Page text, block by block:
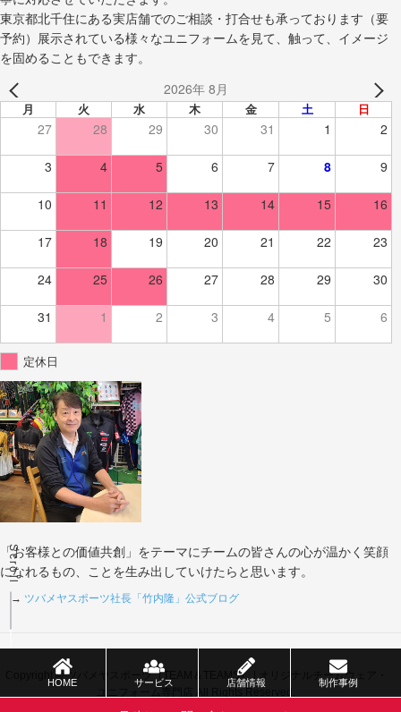
Scroll
HOME サービス 店舗情報 制作事例
東京都北千住にある実店舗でのご相談・打合せも承っております（要
予約）展示されている様々なユニフォームを見て、触って、イメージ
を固めることもできます。
2026年 8月
月 火 水 木 金 土 日
27 28 29 30 31 1 2
3 4 5 6 7 8 9
10 11 12 13 14 15 16
17 18 19 20 21 22 23
24 25 26 27 28 29 30
31 1 2 3 4 5 6
定休日
「お客様との価値共創」をテーマにチームの皆さんの心が温かく笑顔
になれるもの、ことを生み出していけたらと思います。
→ ツバメヤスポーツ社長「竹内隆」公式ブログ
Copyright © ツバメヤスポーツ（TEAM＆TEAMS） | オリジナルチームウェア・